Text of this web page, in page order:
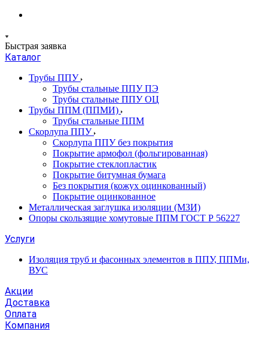
Быстрая заявка
Каталог
Трубы ППУ
Трубы стальные ППУ ПЭ
Трубы стальные ППУ ОЦ
Трубы ППМ (ППМИ)
Трубы стальные ППМ
Скорлупа ППУ
Скорлупа ППУ без покрытия
Покрытие армофол (фольгированная)
Покрытие стеклопластик
Покрытие битумная бумага
Без покрытия (кожух оцинкованный)
Покрытие оцинкованное
Металлическая заглушка изоляции (МЗИ)
Опоры скользящие хомутовые ППМ ГОСТ Р 56227
Услуги
Изоляция труб и фасонных элементов в ППУ, ППМи,
ВУС
Акции
Доставка
Оплата
Компания